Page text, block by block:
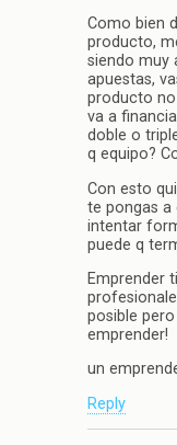
Como bien
producto,
siendo muy
apuestas,
producto
va a
doble o
q equipo?
Con esto
te pongas a
intentar
puede q
Emprender
posible
emprender!
un
Reply